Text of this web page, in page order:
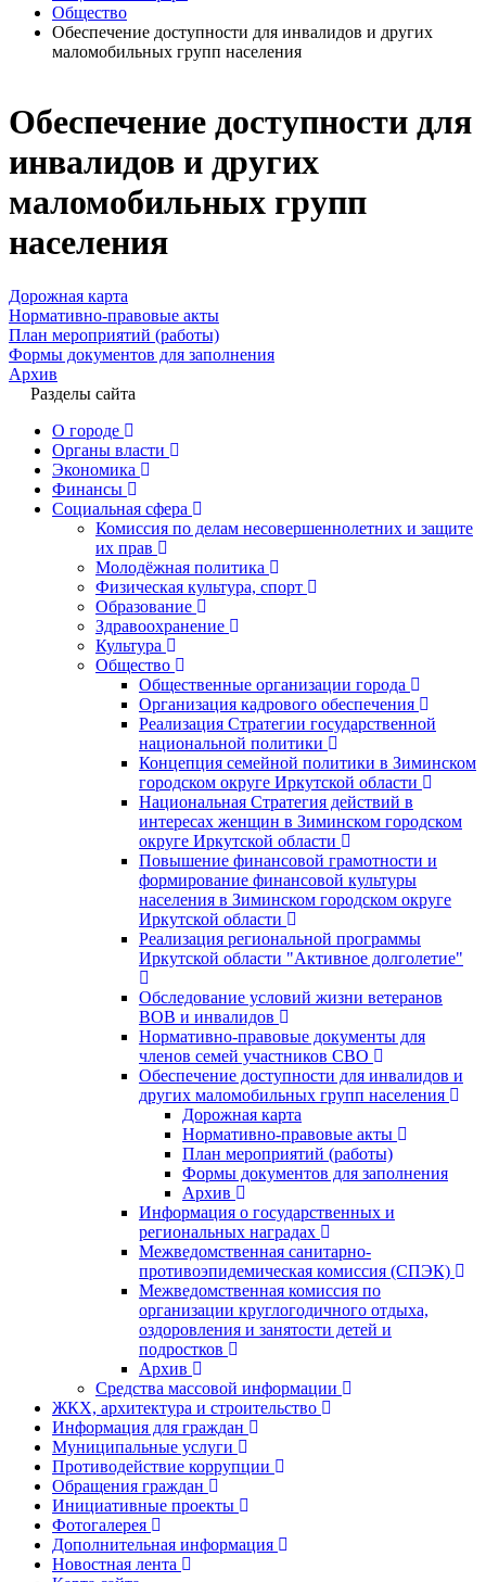
Обеспечение доступности для
инвалидов и других
маломобильных групп
населения
Дорожная карта
Нормативно-правовые акты
План мероприятий (работы)
Формы документов для заполнения
Архив
Разделы сайта
О городе
Органы власти
Экономика
Финансы
Социальная сфера
Комиссия по делам несовершеннолетних и защите
их прав
Молодёжная политика
Физическая культура, спорт
Образование
Здравоохранение
Культура
Общество
Общественные организации города
Организация кадрового обеспечения
Реализация Стратегии государственной
национальной политики
Концепция семейной политики в Зиминском
городском округе Иркутской области
Национальная Стратегия действий в
интересах женщин в Зиминском городском
округе Иркутской области
Повышение финансовой грамотности и
формирование финансовой культуры
населения в Зиминском городском округе
Иркутской области
Реализация региональной программы
Иркутской области "Активное долголетие"
Обследование условий жизни ветеранов
ВОВ и инвалидов
Нормативно-правовые документы для
членов семей участников СВО
Обеспечение доступности для инвалидов и
других маломобильных групп населения
Дорожная карта
Нормативно-правовые акты
План мероприятий (работы)
Формы документов для заполнения
Архив
Информация о государственных и
региональных наградах
Межведомственная санитарно-
противоэпидемическая комиссия (СПЭК)
Межведомственная комиссия по
организации круглогодичного отдыха,
оздоровления и занятости детей и
подростков
Архив
Средства массовой информации
ЖКХ, архитектура и строительство
Информация для граждан
Муниципальные услуги
Противодействие коррупции
Обращения граждан
Инициативные проекты
Фотогалерея
Дополнительная информация
Новостная лента
Общество
Обеспечение доступности для инвалидов и других
маломобильных групп населения